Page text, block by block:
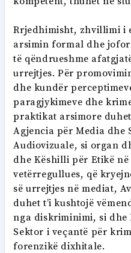
Rrjedhimisht, zhvillimi i
arsimin formal dhe
të qëndrueshme
urrejtjes. Për
dhe kundër
paragjykimeve dhe
praktikat arsimore
Agjencia për Media dhe
Audiovizuale, si organ
dhe Këshilli për Etikë
vetërregullues, që
së urrejtjes në mediat,
duhet t’i kushtojë
nga diskriminimi, si dhe
Sektor i veçantë për
forenzikë dixhitale.